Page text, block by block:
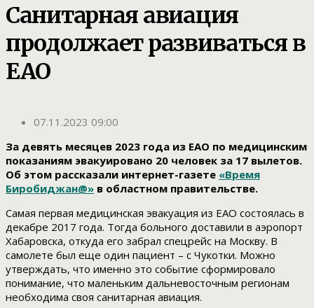
Санитарная авиация
продолжает развиваться в
ЕАО
07.11.2023 09:00
За девять месяцев 2023 года из ЕАО по медицинским
показаниям эвакуировано 20 человек за 17 вылетов.
Об этом рассказали интернет-газете «Время
Биробиджан@» в областном правительстве.
Самая первая медицинская эвакуация из ЕАО состоялась в
декабре 2017 года. Тогда больного доставили в аэропорт
Хабаровска, откуда его забрал спецрейс на Москву. В
самолете был еще один пациент – с Чукотки. Можно
утверждать, что именно это событие сформировало
понимание, что маленьким дальневосточным регионам
необходима своя санитарная авиация.